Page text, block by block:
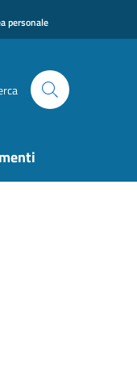
personale